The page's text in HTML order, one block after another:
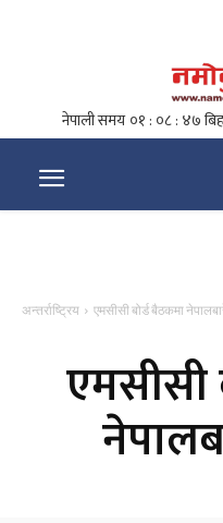
अन्तर्राष्ट्रिय एमसीसी बोर्ड बैठकमा
एमसीसी